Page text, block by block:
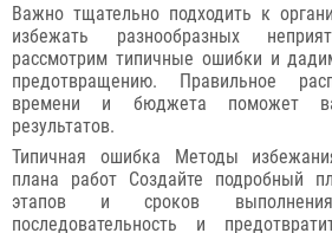
Важно тщательно подходить к
избежать разнообразных
рассмотрим типичные ошибки и
предотвращению. Правильное
времени и бюджета поможет
результатов.
Типичная ошибка Методы
плана работ Создайте подробный
этапов и сроков
последовательность и